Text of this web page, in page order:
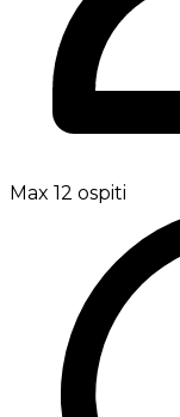
Max 12 ospiti